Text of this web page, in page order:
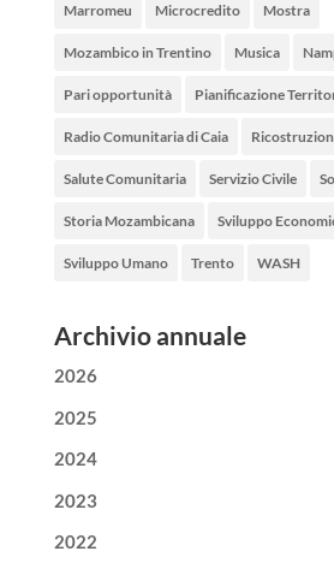
Marromeu Microcredito Mostra
Mozambico in Trentino Musica
Pari opportunità Pianificazione
Radio Comunitaria di Caia
Salute Comunitaria Servizio Civile
Storia Mozambicana Sviluppo
Sviluppo Umano Trento WASH
Archivio annuale
2026
2025
2024
2023
2022